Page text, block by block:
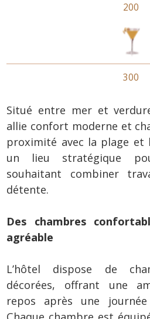
200
300
Situé entre mer et
allie confort moderne et
proximité avec la plage et
un lieu stratégique
souhaitant combiner
détente.
Des chambres
agréable
L’hôtel dispose de
décorées, offrant une
repos après une